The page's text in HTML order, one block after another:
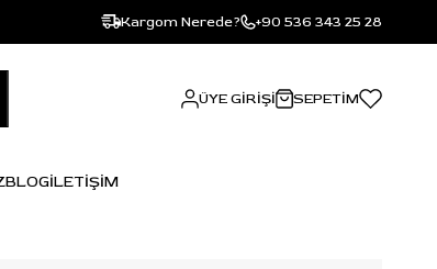
Kargom Nerede? +90 536 343 25 28
ÜYE GIRIŞI SEPETIM
BLOGİLETİŞİM